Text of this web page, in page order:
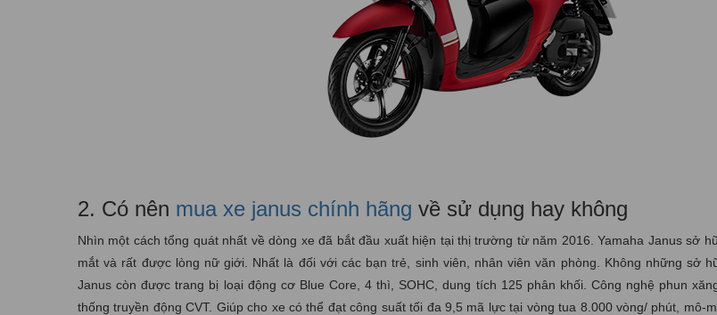
2. Có nên mua xe janus chính hãng về sử dụng hay không
Nhìn một cách tổng quát nhất về dòng xe đã bắt đầu xuất hiện tại thị trường từ năm 2016. Yamaha Janus sở
mắt và rất được lòng nữ giới. Nhất là đối với các bạn trẻ, sinh viên, nhân viên văn phòng. Không những sở
Janus còn được trang bị loại động cơ Blue Core, 4 thì, SOHC, dung tích 125 phân khối. Công nghệ phun
thống truyền động CVT. Giúp cho xe có thể đạt công suất tối đa 9,5 mã lực tại vòng tua 8.000 vòng/ phút, mô-